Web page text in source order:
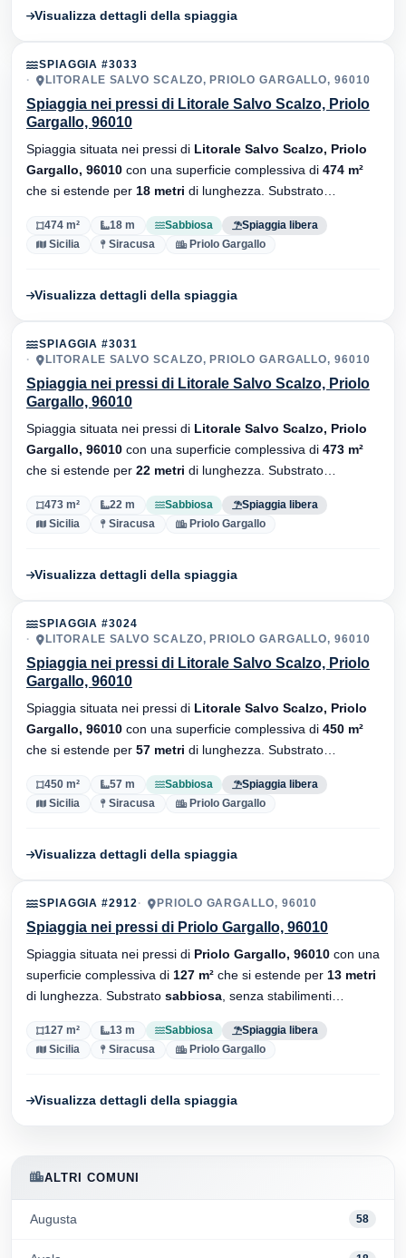
ALTRI COMUNI
Augusta 58
Visualizza dettagli della spiaggia
SPIAGGIA #3033
LITORALE SALVO SCALZO, PRIOLO GARGALLO, 96010
Spiaggia nei pressi di Litorale Salvo Scalzo, Priolo
Gargallo, 96010
Spiaggia situata nei pressi di Litorale Salvo Scalzo, Priolo
Gargallo, 96010 con una superficie complessiva di 474 m²
che si estende per 18 metri di lunghezza. Substrato
474 m² 18 m Sabbiosa
Spiaggia libera
Sicilia
Siracusa Priolo Gargallo
Visualizza dettagli della spiaggia
SPIAGGIA #3031
LITORALE SALVO SCALZO, PRIOLO GARGALLO, 96010
Spiaggia nei pressi di Litorale Salvo Scalzo, Priolo
Gargallo, 96010
Spiaggia situata nei pressi di Litorale Salvo Scalzo, Priolo
Gargallo, 96010 con una superficie complessiva di 473 m²
che si estende per 22 metri di lunghezza. Substrato
473 m² 22 m Sabbiosa
Spiaggia libera
Sicilia
Siracusa Priolo Gargallo
Visualizza dettagli della spiaggia
SPIAGGIA #3024
LITORALE SALVO SCALZO, PRIOLO GARGALLO, 96010
Spiaggia nei pressi di Litorale Salvo Scalzo, Priolo
Gargallo, 96010
Spiaggia situata nei pressi di Litorale Salvo Scalzo, Priolo
Gargallo, 96010 con una superficie complessiva di 450 m²
che si estende per 57 metri di lunghezza. Substrato
450 m² 57 m Sabbiosa
Spiaggia libera
Sicilia
Siracusa Priolo Gargallo
Visualizza dettagli della spiaggia
SPIAGGIA #2912 PRIOLO GARGALLO, 96010
Spiaggia nei pressi di Priolo Gargallo, 96010
Spiaggia situata nei pressi di Priolo Gargallo, 96010 con una
superficie complessiva di 127 m² che si estende per 13 metri
di lunghezza. Substrato sabbiosa , senza stabilimenti
127 m² 13 m Sabbiosa
Spiaggia libera
Sicilia
Siracusa Priolo Gargallo
Visualizza dettagli della spiaggia